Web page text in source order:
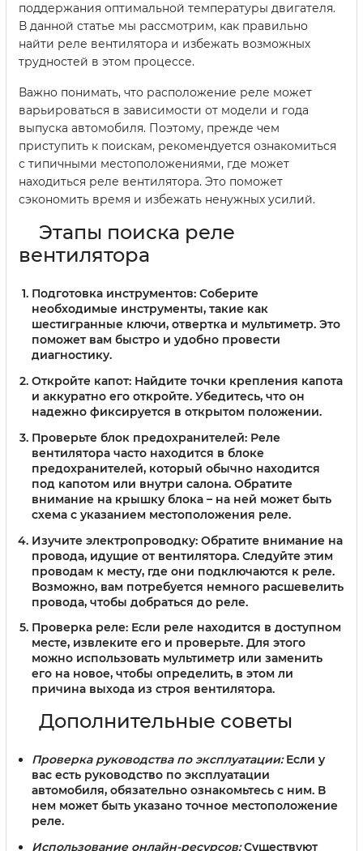
поддержания оптимальной температуры двигателя.
В данной статье мы рассмотрим, как правильно
найти реле вентилятора и избежать возможных
трудностей в этом процессе.
Важно понимать, что расположение реле может
варьироваться в зависимости от модели и года
выпуска автомобиля. Поэтому, прежде чем
приступить к поискам, рекомендуется ознакомиться
с типичными местоположениями, где может
находиться реле вентилятора. Это поможет
сэкономить время и избежать ненужных усилий.
Этапы поиска реле
вентилятора
Подготовка инструментов: Соберите
необходимые инструменты, такие как
шестигранные ключи, отвертка и мультиметр. Это
поможет вам быстро и удобно провести
диагностику.
Откройте капот: Найдите точки крепления капота
и аккуратно его откройте. Убедитесь, что он
надежно фиксируется в открытом положении.
Проверьте блок предохранителей: Реле
вентилятора часто находится в блоке
предохранителей, который обычно находится
под капотом или внутри салона. Обратите
внимание на крышку блока – на ней может быть
схема с указанием местоположения реле.
Изучите электропроводку: Обратите внимание на
провода, идущие от вентилятора. Следуйте этим
проводам к месту, где они подключаются к реле.
Возможно, вам потребуется немного расшевелить
провода, чтобы добраться до реле.
Проверка реле: Если реле находится в доступном
месте, извлеките его и проверьте. Для этого
можно использовать мультиметр или заменить
его на новое, чтобы определить, в этом ли
причина выхода из строя вентилятора.
Дополнительные советы
Проверка руководства по эксплуатации:Если у
вас есть руководство по эксплуатации
автомобиля, обязательно ознакомьтесь с ним. В
нем может быть указано точное местоположение
реле.
Использование онлайн-ресурсов:Существуют